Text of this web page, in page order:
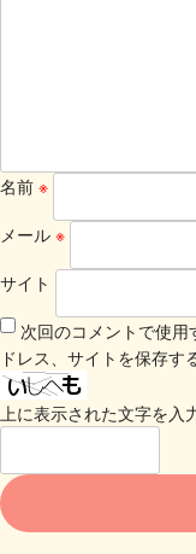
名前 ※
メール ※
サイト
次回のコメントで使
ドレス、サイトを保存する
上に表示された文字を入